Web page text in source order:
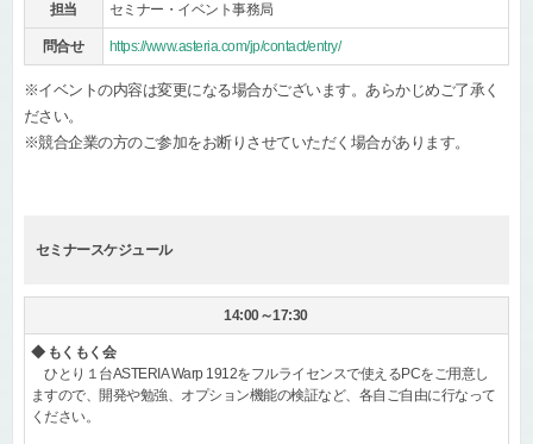
担当 セミナー・イベント事務局
問合せ https://www.asteria.com/jp/contact/entry/
※イベントの内容は変更になる場合がございます。あらかじめご了承く
ださい。
※競合企業の方のご参加をお断りさせていただく場合があります。
セミナースケジュール
14:00～17:30
◆ もくもく会
ひとり１台ASTERIA Warp 1912をフルライセンスで使えるPCをご用意し
ますので、開発や勉強、オプション機能の検証など、各自ご自由に行なって
ください。